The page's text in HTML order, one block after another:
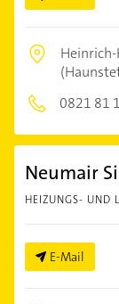
0821 81
Neumair
HEIZUNGS- UND
E-Mail